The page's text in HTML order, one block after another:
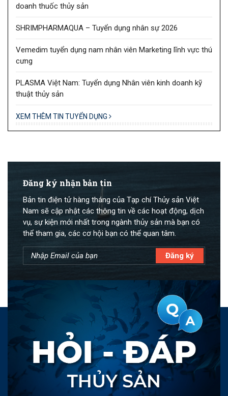
doanh thuốc thủy sản
SHRIMPHARMAQUA – Tuyển dụng nhân sự 2026
Vemedim tuyển dụng nam nhân viên Marketing lĩnh vực thú
cưng
PLASMA Việt Nam: Tuyển dụng Nhân viên kinh doanh kỹ
thuật thủy sản
XEM THÊM TIN TUYỂN DỤNG
Đăng ký nhận bản tin
Bản tin điện tử hàng tháng của Tạp chí Thủy sản Việt
Nam sẽ cập nhật các thông tin về các hoạt động, dịch
vụ, sự kiện mới nhất trong ngành thủy sản mà bạn có
thể tham gia, các cơ hội bạn có thể quan tâm.